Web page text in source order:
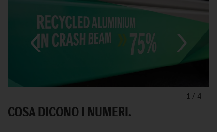
1 / 4
COSA DICONO I NUMERI.